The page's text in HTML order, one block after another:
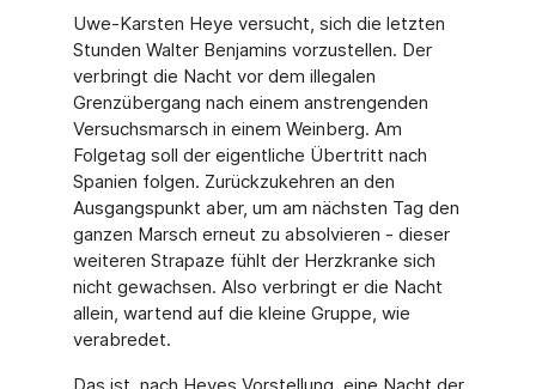
Uwe-Karsten Heye versucht, sich die letzten
Stunden Walter Benjamins vorzustellen. Der
verbringt die Nacht vor dem illegalen
Grenzübergang nach einem anstrengenden
Versuchsmarsch in einem Weinberg. Am
Folgetag soll der eigentliche Übertritt nach
Spanien folgen. Zurückzukehren an den
Ausgangspunkt aber, um am nächsten Tag den
ganzen Marsch erneut zu absolvieren - dieser
weiteren Strapaze fühlt der Herzkranke sich
nicht gewachsen. Also verbringt er die Nacht
allein, wartend auf die kleine Gruppe, wie
verabredet.